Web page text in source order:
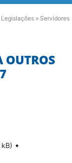
Legislações » Servidores
OUTROS
•